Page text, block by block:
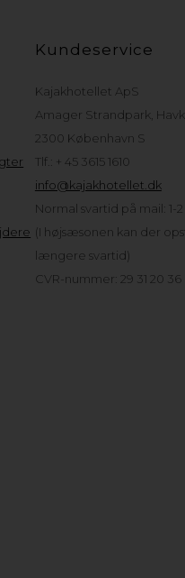
Kundeservice
Kajakhotellet ApS
Amager Strandpark,
2300 København S
Tlf.: + 45 3615 1610
info@kajakhotellet.dk
Normal svartid på mail: 1-
(I højsæsonen kan der
længere svartid)
CVR-nummer: 29 31 20 36